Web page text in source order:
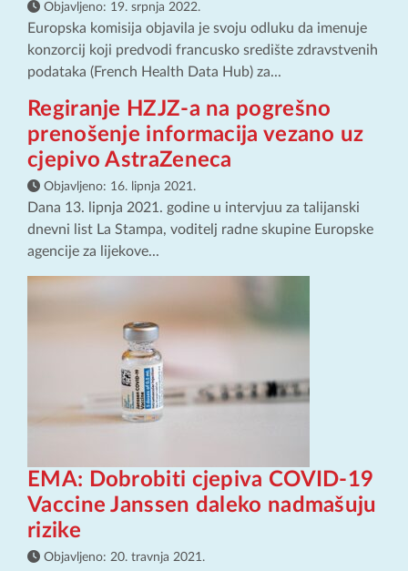
Objavljeno: 19. srpnja 2022.
Europska komisija objavila je svoju odluku da imenuje
konzorcij koji predvodi francusko središte zdravstvenih
podataka (French Health Data Hub) za...
Regiranje HZJZ-a na pogrešno
prenošenje informacija vezano uz
cjepivo AstraZeneca
Objavljeno: 16. lipnja 2021.
Dana 13. lipnja 2021. godine u intervjuu za talijanski
dnevni list La Stampa, voditelj radne skupine Europske
agencije za lijekove...
EMA: Dobrobiti cjepiva COVID-19
Vaccine Janssen daleko nadmašuju
rizike
Objavljeno: 20. travnja 2021.